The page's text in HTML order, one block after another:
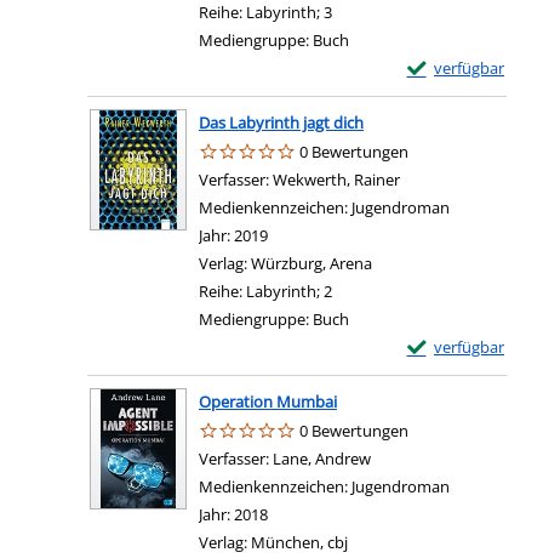
Reihe: Labyrinth; 3
Mediengruppe: Buch
verfügbar
Exemplar-Details
Das Labyrinth jagt dich
0 Bewertungen
Verfasser:Wekwerth, Rainer
Medienkennzeichen: Jugendroman
Jahr:2019
Verlag:Würzburg, Arena
Reihe: Labyrinth; 2
Mediengruppe: Buch
verfügbar
Exemplar-Details
Operation Mumbai
0 Bewertungen
Verfasser: Lane, Andrew
Medienkennzeichen: Jugendroman
Jahr:2018
Verlag: München, cbj